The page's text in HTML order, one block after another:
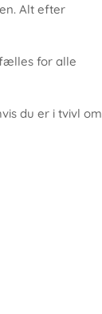
Alt efter
for alle
du er i tvivl om